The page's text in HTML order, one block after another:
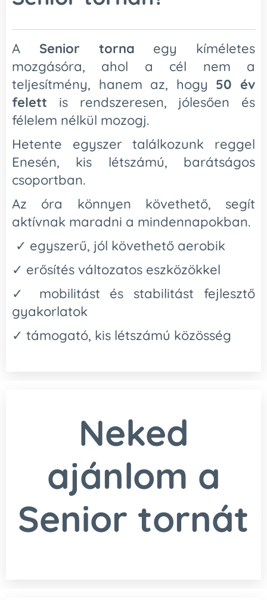
A Senior torna egy kíméletes
mozgásóra, ahol a cél nem a
teljesítmény, hanem az, hogy 50 év
felett is rendszeresen, jólesően és
félelem nélkül mozogj.
Hetente egyszer találkozunk reggel
Enesén, kis létszámú, barátságos
csoportban.
Az óra könnyen követhető, segít
aktívnak maradni a mindennapokban.
✓ egyszerű, jól követhető aerobik
✓ erősítés változatos eszközökkel
✓ mobilitást és stabilitást fejlesztő
gyakorlatok
✓ támogató, kis létszámú közösség
Neked
ajánlom a
Senior tornát